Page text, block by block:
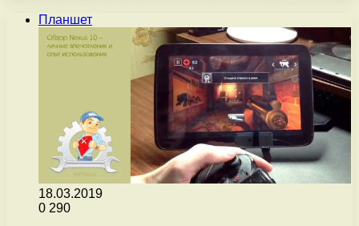
Планшет
18.03.2019
0 290